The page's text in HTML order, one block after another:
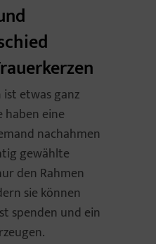
etwas ganz
haben eine
nachahmen
gewählte
den Rahmen
sie können
spenden und ein